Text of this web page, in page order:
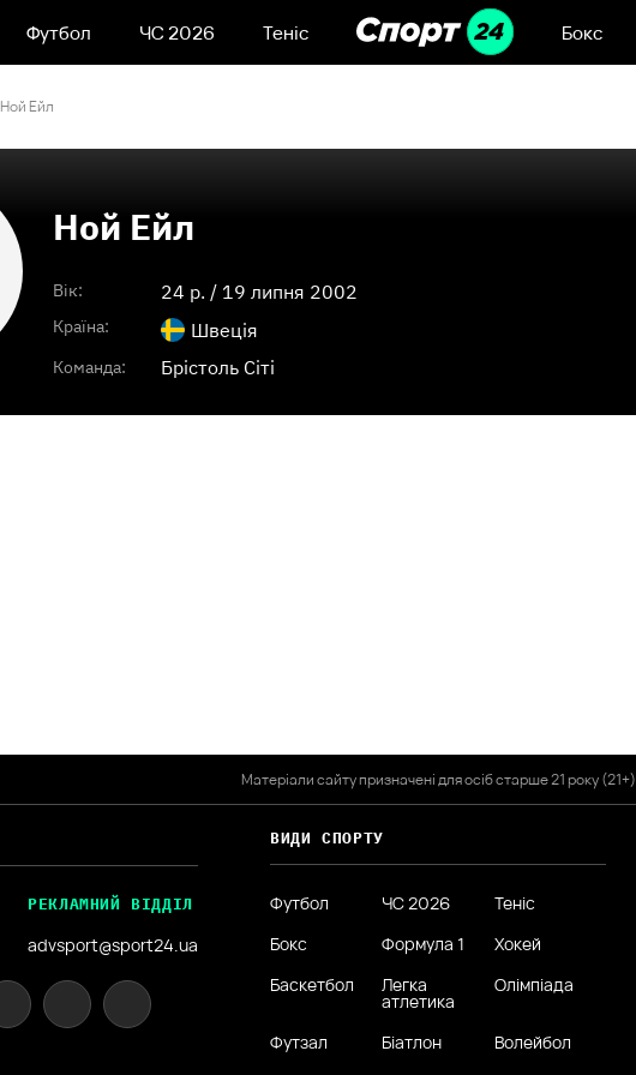
Футбол ЧС 2026 Теніс Бокс
Ной Ейл
Ной Ейл
Вік: 24 p. / 19 липня 2002
Країна: Швеція
Команда: Брістоль Сіті
Матеріали сайту призначені для осіб старше 21 року (21+)
РЕКЛАМНИЙ ВІДДІЛ
advsport@sport24.ua
ВИДИ СПОРТУ
Футбол ЧС 2026
Теніс
Бокс
Формула 1
Хокей
Баскетбол
Легка
атлетика
Олімпіада
Футзал Біатлон
Волейбол